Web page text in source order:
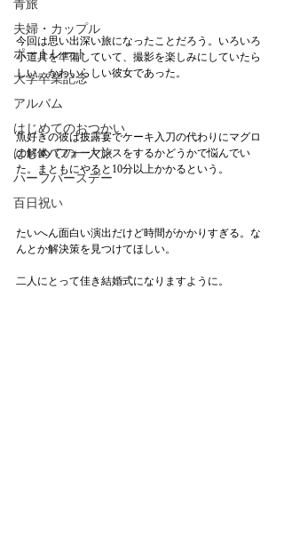
青旅
夫婦・カップル
ポートレート
大学卒業記念
アルバム
はじめてのおつかい
はじめての一人旅
ハーフバースデー
百日祝い
今回は思い出深い旅になったことだろう。いろいろ
小道具を準備していて、撮影を楽しみにしていたら
しい。かわいらしい彼女であった。
魚好きの彼は披露宴でケーキ入刀の代わりにマグロ
の解体パフォーマンスをするかどうかで悩んでい
た。まともにやると10分以上かかるという。
たいへん面白い演出だけど時間がかかりすぎる。な
んとか解決策を見つけてほしい。
二人にとって佳き結婚式になりますように。